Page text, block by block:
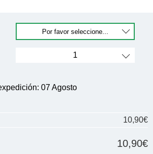
07 Agosto
10,90€
10,90€